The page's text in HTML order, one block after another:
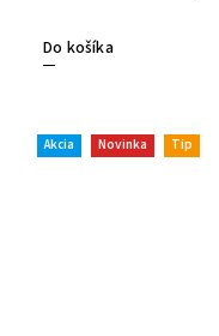
Do košíka
Akcia Novinka Tip